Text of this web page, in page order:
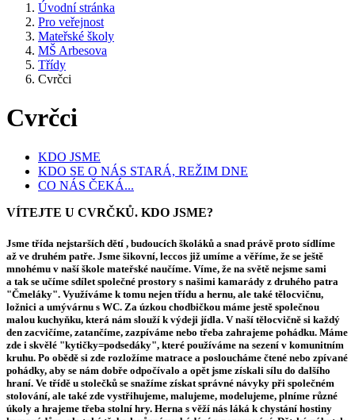
Úvodní stránka
Pro veřejnost
Mateřské školy
MŠ Arbesova
Třídy
Cvrčci
Cvrčci
KDO JSME
KDO SE O NÁS STARÁ, REŽIM DNE
CO NÁS ČEKÁ...
VÍTEJTE U CVRČKŮ. KDO JSME?
Jsme třída nejstarších dětí , budoucích školáků a snad právě proto sídlíme
až ve druhém patře. Jsme šikovní, leccos již umíme a věříme, že se ještě
mnohému v naší škole mateřské naučíme. Víme, že na světě nejsme sami
a tak se učíme sdílet společné prostory s našimi kamarády z druhého patra
"Čmeláky". Využíváme k tomu nejen třídu a hernu, ale také tělocvičnu,
ložnici a umývárnu s WC. Za úzkou chodbičkou máme jestě společnou
malou kuchyňku, která nám slouží k výdeji jídla. V naší tělocvičně si každý
den zacvičíme, zatančíme, zazpíváme nebo třeba zahrajeme pohádku. Máme
zde i skvělé "kytičky=podsedáky", které používáme na sezení v komunitním
kruhu. Po obědě si zde rozložíme matrace a posloucháme čtené nebo zpívané
pohádky, aby se nám dobře odpočívalo a opět jsme získali sílu do dalšího
hraní. Ve třídě u stolečků se snažíme získat správné návyky při společném
stolování, ale také zde vystřihujeme, malujeme, modelujeme, plníme různé
úkoly a hrajeme třeba stolní hry. Herna s věží nás láká k chystání hostiny